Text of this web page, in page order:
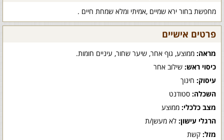
מחפשת בחור ירא שמיים ,אמיתי ומלא שמחת חיים .
פרטים אישיים
מראה: ממוצע, גוף אחר, שיער שחור, עיניים חומות.
כיסוי ראש: שילוב אחר
עיסוק: חינוך
השכלה: סטודנט
מצב כלכלי: ממוצע
הרגלי עישון: לא מעשן/ת
מזל: קשת